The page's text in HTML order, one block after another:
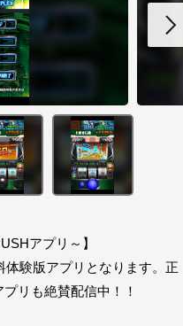
アプリ～】
験版アプリとなります。正
リも絶賛配信中！！